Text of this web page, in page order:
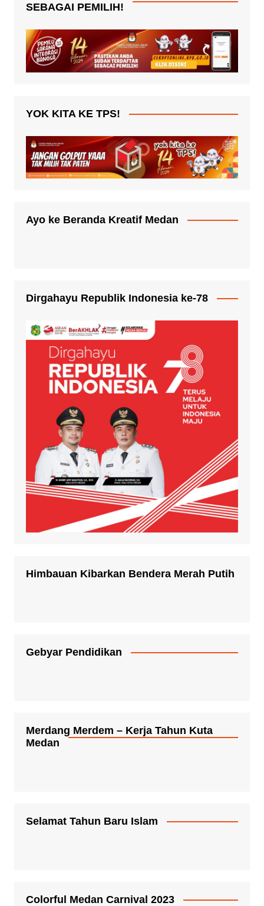
SEBAGAI PEMILIH!
YOK KITA KE TPS!
Ayo ke Beranda Kreatif Medan
Dirgahayu Republik Indonesia ke-78
Himbauan Kibarkan Bendera Merah Putih
Gebyar Pendidikan
Merdang Merdem – Kerja Tahun Kuta
Medan
Selamat Tahun Baru Islam
Colorful Medan Carnival 2023